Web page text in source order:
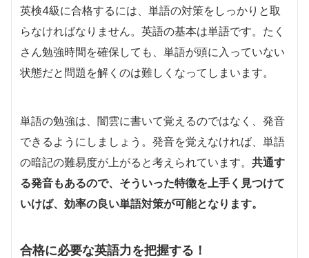
英検4級に合格するには、単語の対策をしっかりと取
らなければなりません。英語の基本は単語です。たく
さん勉強時間を確保しても、単語が頭に入っていない
状態だと問題を解くのは難しくなってしまいます。
単語の勉強は、闇雲に書いて覚えるのではなく、発音
できるようにしましょう。発音を覚えなければ、単語
の暗記の難易度が上がると考えられています。 共通す
る発音もあるので、そういった特徴を上手く見つけて
いけば、効率の良い単語対策が可能となります。
合格に必要な英語力を把握する！